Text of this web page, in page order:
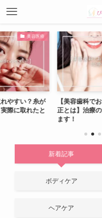
美容医療
やすい？糸が
際に取れたと
【美容歯科で
正とは】治療
ます！
新着記事
ボディケア
ヘアケア